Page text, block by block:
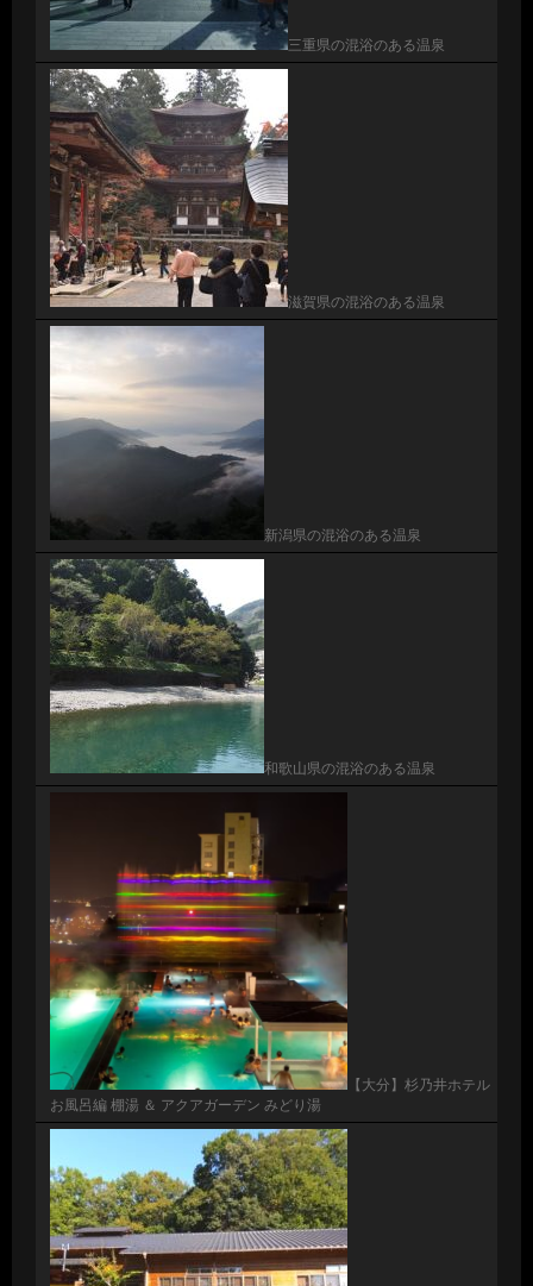
三重県の混浴のある温泉
滋賀県の混浴のある温泉
新潟県の混浴のある温泉
和歌山県の混浴のある温泉
【大分】杉乃井ホテル
お風呂編 棚湯 ＆ アクアガーデン みどり湯